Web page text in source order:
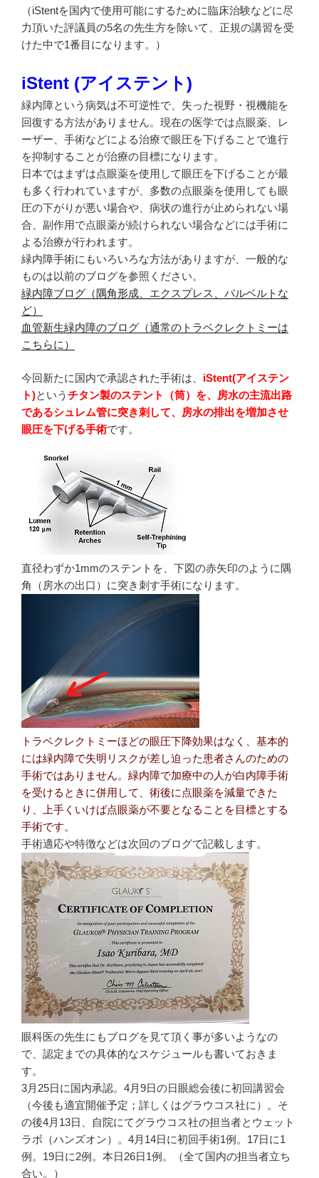
（iStentを国内で使用可能にするために臨床治験などに尽
力頂いた評議員の5名の先生方を除いて、正規の講習を受
けた中で1番目になります。）
iStent (アイステント)
緑内障という病気は不可逆性で、失った視野・視機能を
回復する方法がありません。現在の医学では点眼薬、レ
ーザー、手術などによる治療で眼圧を下げることで進行
を抑制することが治療の目標になります。
日本ではまずは点眼薬を使用して眼圧を下げることが最
も多く行われていますが、多数の点眼薬を使用しても眼
圧の下がりが悪い場合や、病状の進行が止められない場
合、副作用で点眼薬が続けられない場合などには手術に
よる治療が行われます。
緑内障手術にもいろいろな方法がありますが、一般的な
ものは以前のブログを参照ください。
緑内障ブログ（隅角形成、エクスプレス、バルベルトな
ど）
血管新生緑内障のブログ（通常のトラベクレクトミーは
こちらに）
今回新たに国内で承認された手術は、 iStent(アイステン
ト)という チタン製のステント（筒）を、房水の主流出路
であるシュレム管に突き刺して、房水の排出を増加させ
眼圧を下げる手術です。
直径わずか1mmのステントを、下図の赤矢印のように隅
角（房水の出口）に突き刺す手術になります。
トラベクレクトミーほどの眼圧下降効果はなく、基本的
には緑内障で失明リスクが差し迫った患者さんのための
手術ではありません。緑内障で加療中の人が白内障手術
を受けるときに併用して、術後に点眼薬を減量できた
り、上手くいけば点眼薬が不要となることを目標とする
手術です。
手術適応や特徴などは次回のブログで記載します。
眼科医の先生にもブログを見て頂く事が多いようなの
で、認定までの具体的なスケジュールも書いておきま
す。
3月25日に国内承認。4月9日の日眼総会後に初回講習会
（今後も適宜開催予定；詳しくはグラウコス社に）。そ
の後4月13日、自院にてグラウコス社の担当者とウェット
ラボ（ハンズオン）。4月14日に初回手術1例。17日に1
例。19日に2例。本日26日1例。（全て国内の担当者立ち
合い。）